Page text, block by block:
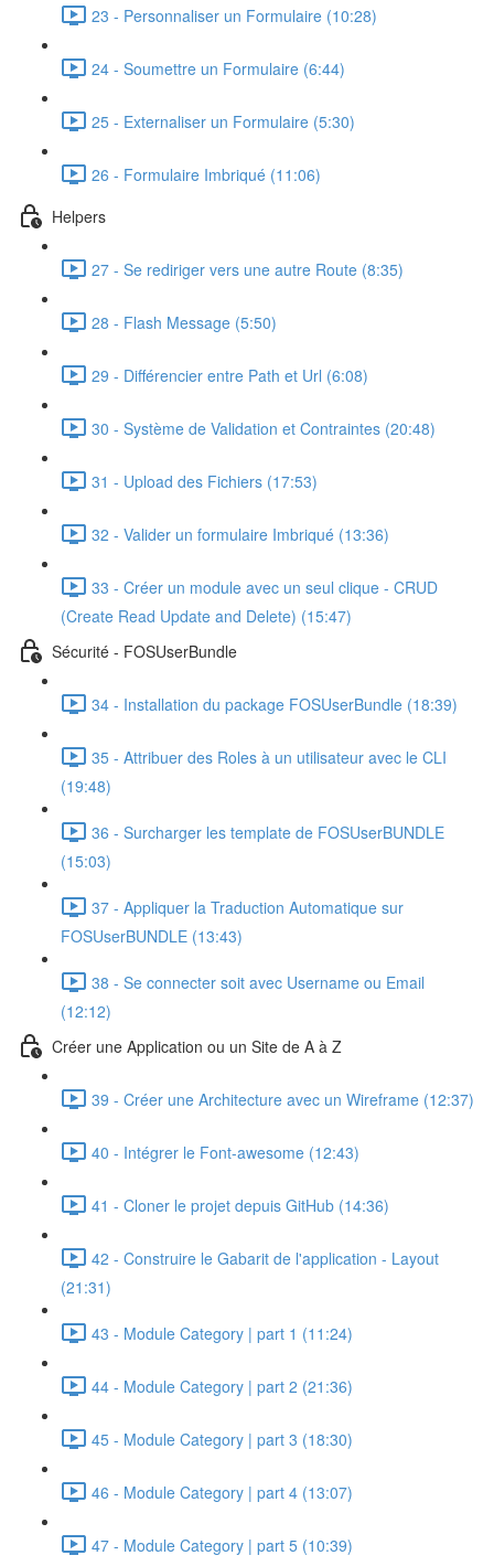
23 - Personnaliser un Formulaire (10:28)
24 - Soumettre un Formulaire (6:44)
25 - Externaliser un Formulaire (5:30)
26 - Formulaire Imbriqué (11:06)
Helpers
27 - Se rediriger vers une autre Route (8:35)
28 - Flash Message (5:50)
29 - Différencier entre Path et Url (6:08)
30 - Système de Validation et Contraintes (20:48)
31 - Upload des Fichiers (17:53)
32 - Valider un formulaire Imbriqué (13:36)
33 - Créer un module avec un seul clique - CRUD
(Create Read Update and Delete) (15:47)
Sécurité - FOSUserBundle
34 - Installation du package FOSUserBundle (18:39)
35 - Attribuer des Roles à un utilisateur avec le CLI
(19:48)
36 - Surcharger les template de FOSUserBUNDLE
(15:03)
37 - Appliquer la Traduction Automatique sur
FOSUserBUNDLE (13:43)
38 - Se connecter soit avec Username ou Email
(12:12)
Créer une Application ou un Site de A à Z
39 - Créer une Architecture avec un Wireframe (12:37)
40 - Intégrer le Font-awesome (12:43)
41 - Cloner le projet depuis GitHub (14:36)
42 - Construire le Gabarit de l'application - Layout
(21:31)
43 - Module Category | part 1 (11:24)
44 - Module Category | part 2 (21:36)
45 - Module Category | part 3 (18:30)
46 - Module Category | part 4 (13:07)
47 - Module Category | part 5 (10:39)